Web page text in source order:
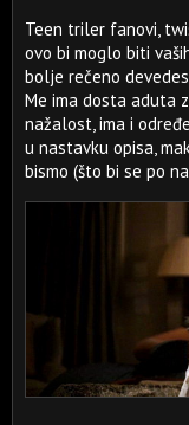
Teen triler fanovi,
ovo bi moglo biti
bolje rečeno
Me ima dosta aduta
nažalost, ima i
u nastavku opisa,
bismo (što bi se po